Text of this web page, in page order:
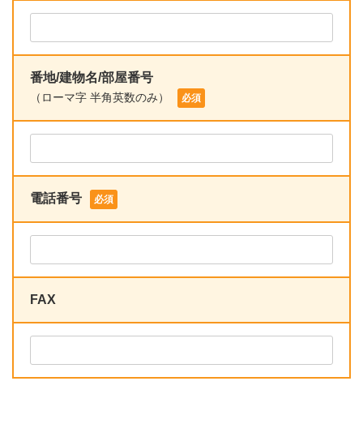
番地/建物名/部屋番号
（ローマ字 半角英数のみ） 必須
電話番号 必須
FAX